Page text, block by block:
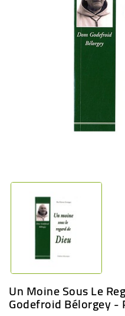
Un Moine Sous Le
Godefroid Bélorgey -